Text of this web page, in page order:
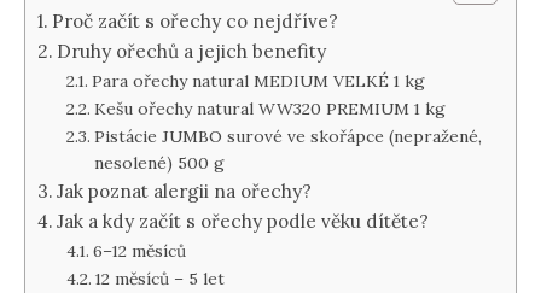
Proč začít s ořechy co nejdříve?
Druhy ořechů a jejich benefity
Para ořechy natural MEDIUM VELKÉ 1 kg
Kešu ořechy natural WW320 PREMIUM 1 kg
Pistácie JUMBO surové ve skořápce (nepražené,
nesolené) 500 g
Jak poznat alergii na ořechy?
Jak a kdy začít s ořechy podle věku dítěte?
6–12 měsíců
12 měsíců – 5 let